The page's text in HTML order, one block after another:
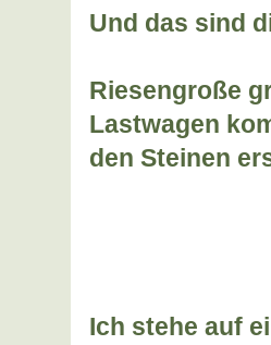
Und das sind
Riesengroße
Lastwagen
den Steinen
Ich stehe auf